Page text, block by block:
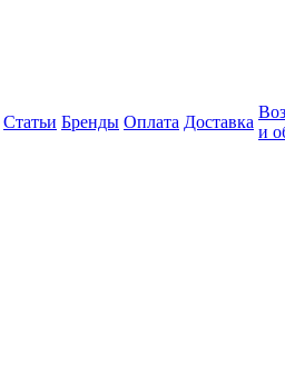
Статьи Бренды Оплата Доставка
и